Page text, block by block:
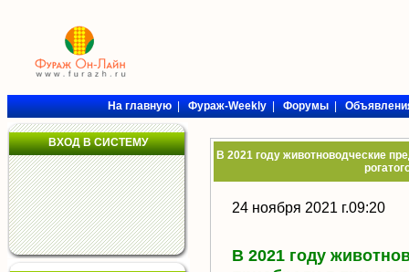
На главную|Фураж-Weekly|Форумы|
ВХОД В СИСТЕМУ
В 2021 году животноводческие
24 ноября 2021 г.09:20
В 2021 году